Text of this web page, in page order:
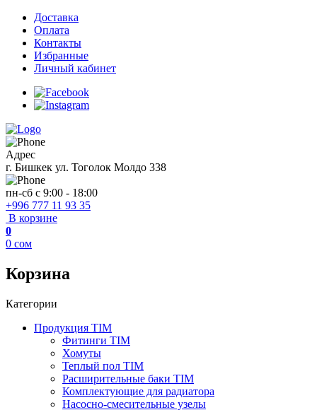
Доставка
Оплата
Контакты
Избранные
Личный кабинет
Адрес
г. Бишкек ул. Тоголок Молдо 338
пн-сб с 9:00 - 18:00
+996 777 11 93 35
В корзине
0
0 сом
Корзина
Категории
Продукция TIM
Фитинги TIM
Хомуты
Теплый пол TIM
Расширительные баки TIM
Комплектующие для радиатора
Насосно-смесительные узелы